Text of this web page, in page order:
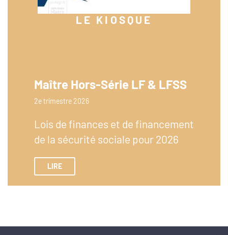
LE KIOSQUE
Maître Hors-Série LF & LFSS
2e trimestre 2026
Lois de finances et de financement
de la sécurité sociale pour 2026
LIRE